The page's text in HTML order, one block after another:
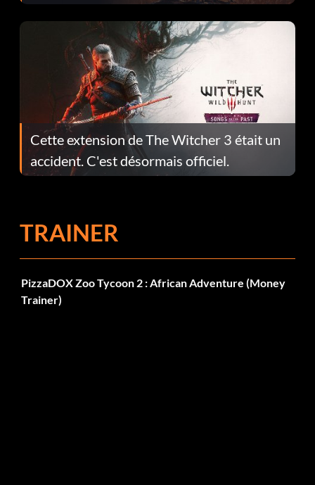
corrections dans la mise à jour 1.0.4
Cette extension de The Witcher 3 était un
accident. C'est désormais officiel.
TRAINER
PizzaDOX Zoo Tycoon 2 : African Adventure (Money
Trainer)